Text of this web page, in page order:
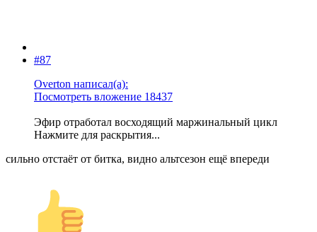
#87
Overton написал(а):
Посмотреть вложение 18437
Эфир отработал восходящий маржинальный цикл
Нажмите для раскрытия...
сильно отстаёт от битка, видно альтсезон ещё впереди